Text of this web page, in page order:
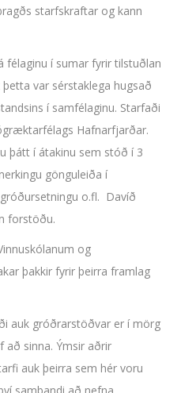
starfskraftar og kann
félaginu í sumar fyrir tilstuðlan
var sérstaklega hugsað
í samfélaginu. Starfaði
Hafnarfjarðar.
þátt í átakinu sem stóð í 3
gönguleiða í
o.fl. Davíð
forstöðu.
og
þakkir fyrir þeirra framlag
auk gróðrarstöðvar er í mörg
að sinna. Ýmsir aðrir
auk þeirra sem hér voru